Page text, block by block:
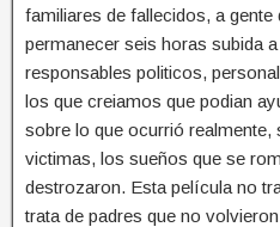
familiares de fallecidos, a gente
permanecer seis horas subida
responsables politicos,
los que creiamos que podian
sobre lo que ocurrió realmente,
victimas, los sueños que se
destrozaron. Esta película no
trata de padres que no